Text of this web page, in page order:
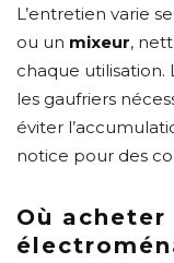
L’entretien varie
ou un mixeur,
chaque utilisation.
les gaufriers
éviter
notice pour des
Où